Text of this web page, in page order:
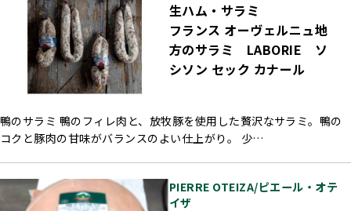
生ハム・サラミ
フランス オーヴェルニュ地
方のサラミ LABORIE ソ
シソン セック カナール
鴨のサラミ 鴨のフィレ肉と、放牧豚を使用した贅沢なサラミ。鴨の
コクと豚肉の甘味がバランスのよい仕上がり。 少…
PIERRE OTEIZA/ピエール・オテ
イザ